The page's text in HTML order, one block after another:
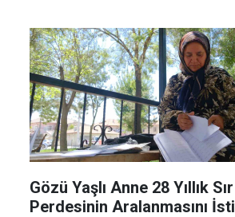
Gözü Yaşlı Anne 28 Yıllık Sır
Perdesinin Aralanmasını